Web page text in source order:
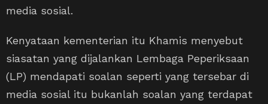
media sosial.
Kenyataan kementerian itu Khamis menyebut
siasatan yang dijalankan Lembaga Peperiksaan
(LP) mendapati soalan seperti yang tersebar di
media sosial itu bukanlah soalan yang terdapat